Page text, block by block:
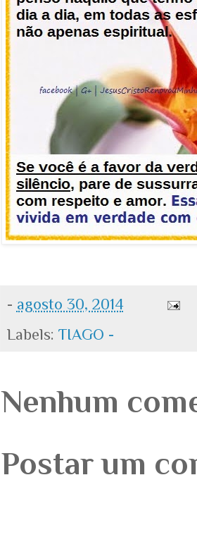
- agosto 30, 2014
Labels: TIAGO -
Nenhum
Postar um